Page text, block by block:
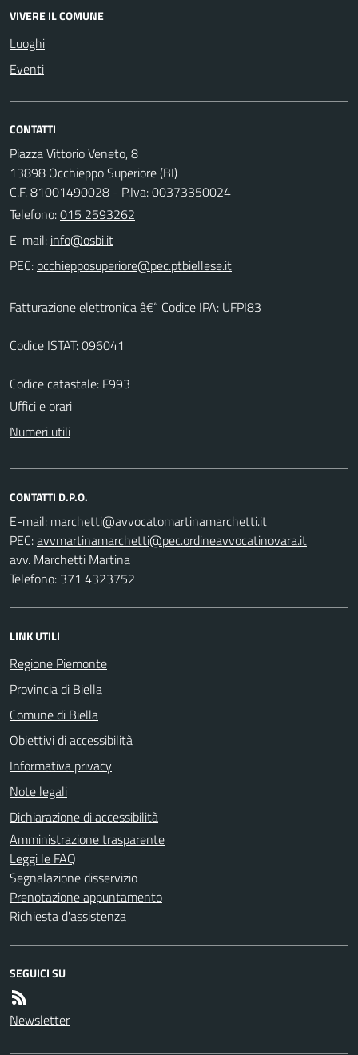
VIVERE IL COMUNE
Luoghi
Eventi
CONTATTI
Piazza Vittorio Veneto, 8
13898 Occhieppo Superiore (BI)
C.F. 81001490028 - P.Iva: 00373350024
Telefono:015 2593262
E-mail:
PEC:
Fatturazione elettronica â€“ Codice IPA: UFPI83
Codice ISTAT: 096041
Codice catastale: F993
Uffici e orari
Numeri utili
CONTATTI D.P.O.
E-mail:
PEC:
avv. Marchetti Martina
Telefono: 371 4323752
LINK UTILI
Regione Piemonte
Provincia di Biella
Comune di Biella
Obiettivi di accessibilità
Informativa privacy
Note legali
Dichiarazione di accessibilità
Amministrazione trasparente
Leggi le FAQ
Segnalazione disservizio
Prenotazione appuntamento
Richiesta d'assistenza
SEGUICI SU
Newsletter